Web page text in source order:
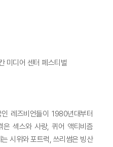
미디어 센터 페스티벌
레즈비언들이 1980년대부터
은 섹스와 사랑, 퀴어 액티비즘
시위와 포트럭, 쓰리썸은 빙산